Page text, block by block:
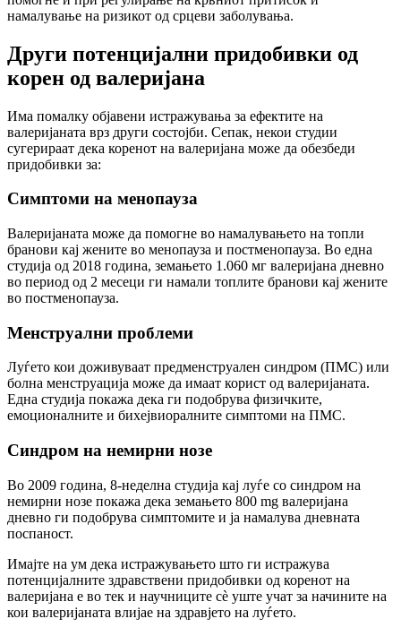
намалување на ризикот од срцеви заболувања.
Други потенцијални придобивки од
корен од валеријана
Има помалку објавени истражувања за ефектите на
валеријаната врз други состојби. Сепак, некои студии
сугерираат дека коренот на валеријана може да обезбеди
придобивки за:
Симптоми на менопауза
Валеријаната може да помогне во намалувањето на топли
бранови кај жените во менопауза и постменопауза. Во една
студија од 2018 година, земањето 1.060 мг валеријана дневно
во период од 2 месеци ги намали топлите бранови кај жените
во постменопауза.
Менструални проблеми
Луѓето кои доживуваат предменструален синдром (ПМС) или
болна менструација може да имаат корист од валеријаната.
Една студија покажа дека ги подобрува физичките,
емоционалните и бихејвиоралните симптоми на ПМС.
Синдром на немирни нозе
Во 2009 година, 8-неделна студија кај луѓе со синдром на
немирни нозе покажа дека земањето 800 mg валеријана
дневно ги подобрува симптомите и ја намалува дневната
поспаност.
Имајте на ум дека истражувањето што ги истражува
потенцијалните здравствени придобивки од коренот на
валеријана е во тек и научниците сè уште учат за начините на
кои валеријаната влијае на здравјето на луѓето.